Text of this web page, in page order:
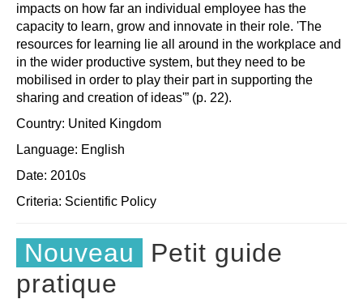
impacts on how far an individual employee has the
capacity to learn, grow and innovate in their role. 'The
resources for learning lie all around in the workplace and
in the wider productive system, but they need to be
mobilised in order to play their part in supporting the
sharing and creation of ideas'” (p. 22).
Country: United Kingdom
Language: English
Date: 2010s
Criteria: Scientific Policy
Nouveau
Petit guide
pratique